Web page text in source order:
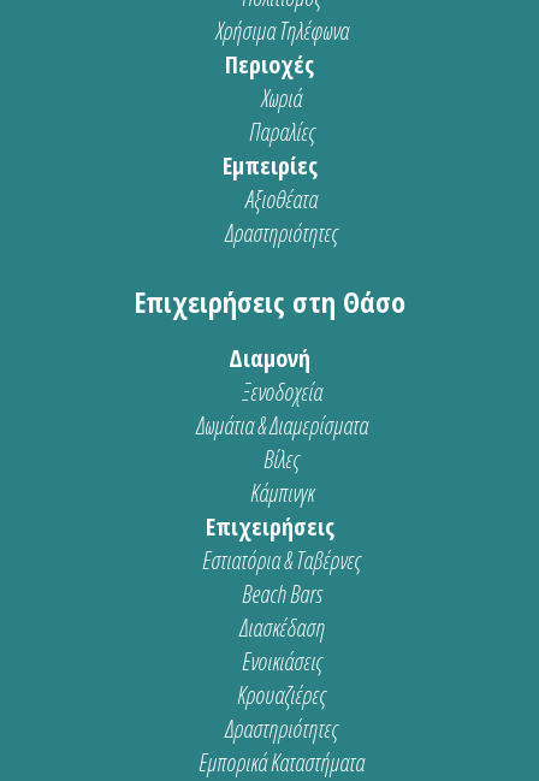
Χρήσιμα Τηλέφωνα
Περιοχές
Χωριά
Παραλίες
Εμπειρίες
Αξιοθέατα
Δραστηριότητες
Επιχειρήσεις στη Θάσο
Διαμονή
Ξενοδοχεία
Δωμάτια & Διαμερίσματα
Βίλες
Κάμπινγκ
Επιχειρήσεις
Εστιατόρια & Ταβέρνες
Beach Bars
Διασκέδαση
Ενοικιάσεις
Κρουαζιέρες
Δραστηριότητες
Εμπορικά Καταστήματα